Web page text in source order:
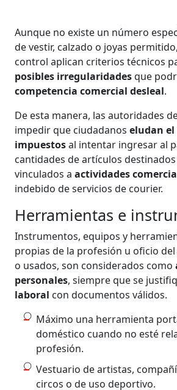
Aunque no existe un número
de vestir, calzado o joyas
control aplican criterios técnicos
posibles irregularidadesque
competencia comercial desleal.
De esta manera, las autoridades
impedir que ciudadanoseludan el
impuestosal intentar ingresar al
cantidades de artículos
vinculados aactividades
indebido de servicios de courier.
Herramientas e
Instrumentos, equipos y
propias de la profesión u oficio
o usados, son considerados como
personales, siempre que se
laboral con documentos válidos.
Máximo una herramienta
doméstico cuando no esté
profesión.
Vestuario de artistas,
circos o de uso deportivo.